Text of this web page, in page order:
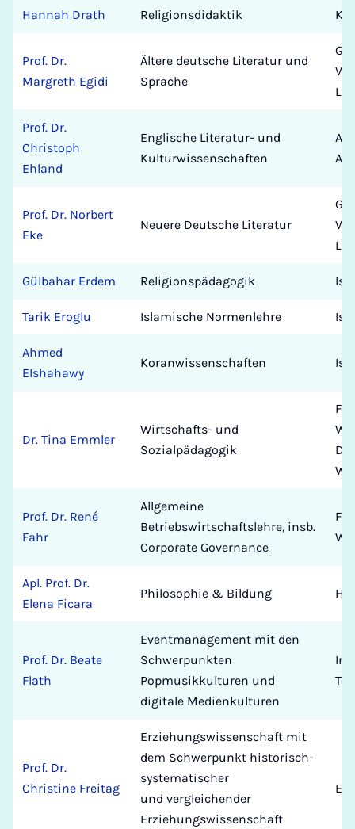
Hannah Drath Religionsdidaktik
Prof. Dr.
Margreth Egidi
Ältere deutsche Literatur und
Sprache
Prof. Dr.
Christoph
Ehland
Englische Literatur- und
Kulturwissenschaften
Prof. Dr. Norbert
Eke
Neuere Deutsche Literatur
Gülbahar Erdem Religionspädagogik
Tarik Eroglu Islamische Normenlehre
Ahmed
Elshahawy
Koranwissenschaften
Dr. Tina Emmler
Wirtschafts- und
Sozialpädagogik
Prof. Dr. René
Fahr
Allgemeine
Betriebswirtschaftslehre, insb.
Corporate Governance
Apl. Prof. Dr.
Elena Ficara
Philosophie & Bildung
Prof. Dr. Beate
Flath
Eventmanagement mit den
Schwerpunkten
Popmusikkulturen und
digitale Medienkulturen
Prof. Dr.
Christine Freitag
Erziehungswissenschaft mit
dem Schwerpunkt historisch-
systematischer
und vergleichender
Erziehungswissenschaft